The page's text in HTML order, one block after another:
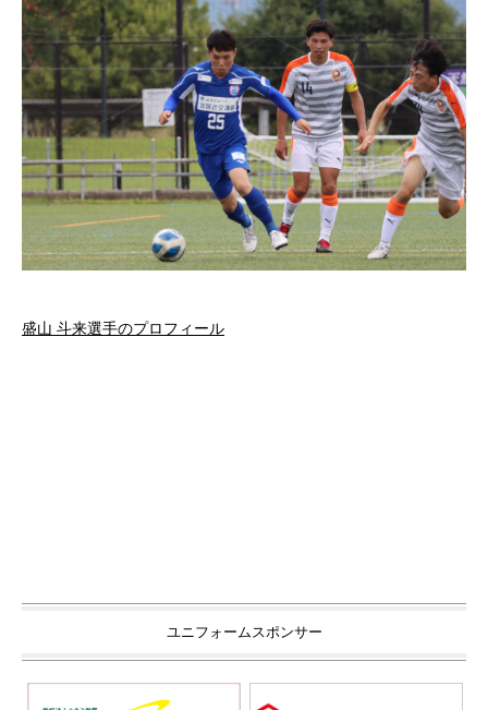
盛山 斗来選手のプロフィール
ユニフォームスポンサー